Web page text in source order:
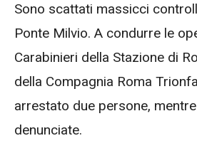
Sono scattati massicci
Ponte Milvio. A condurre le
Carabinieri della Stazione di
della Compagnia Roma
arrestato due persone,
denunciate.